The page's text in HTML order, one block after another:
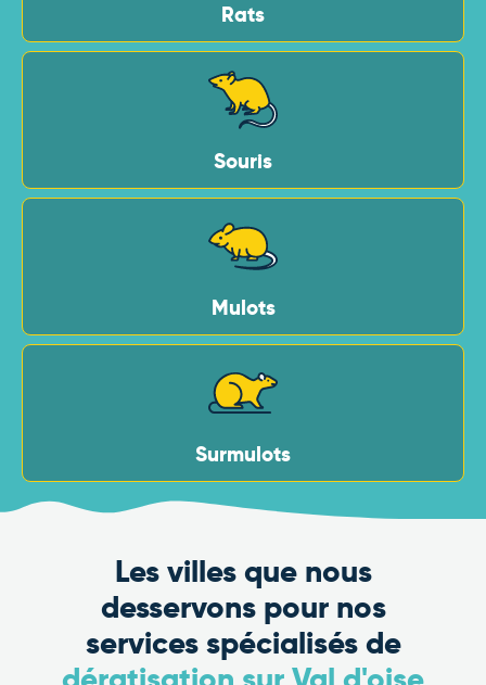
Rats
Souris
Mulots
Surmulots
Les villes que nous
desservons pour nos
services spécialisés de